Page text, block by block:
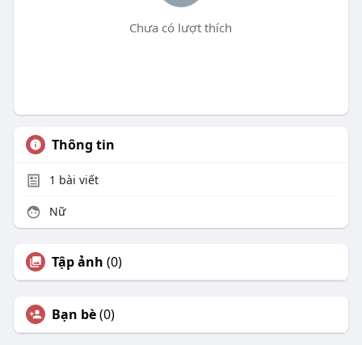
Chưa có lượt thích
Thông tin
1 bài viết
Nữ
Tập ảnh (0)
Bạn bè(0)